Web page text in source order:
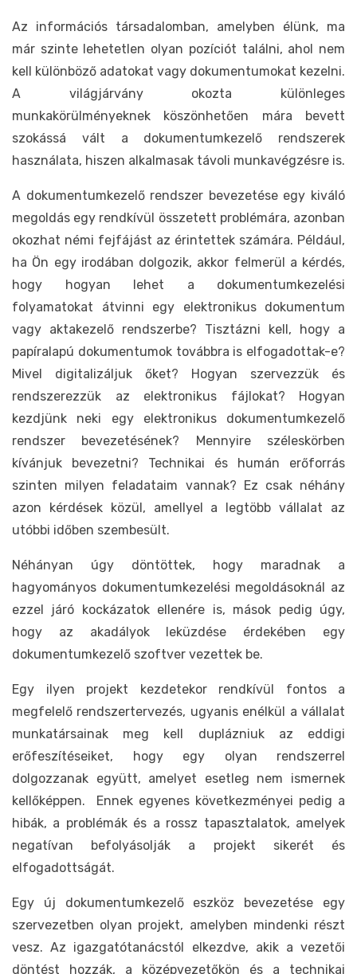
Az információs társadalomban, amelyben élünk, ma
már szinte lehetetlen olyan pozíciót találni, ahol nem
kell különböző adatokat vagy dokumentumokat kezelni.
A világjárvány okozta különleges
munkakörülményeknek köszönhetően mára bevett
szokássá vált a dokumentumkezelő rendszerek
használata, hiszen alkalmasak távoli munkavégzésre is.
A dokumentumkezelő rendszer bevezetése egy kiváló
megoldás egy rendkívül összetett problémára, azonban
okozhat némi fejfájást az érintettek számára. Például,
ha Ön egy irodában dolgozik, akkor felmerül a kérdés,
hogy hogyan lehet a dokumentumkezelési
folyamatokat átvinni egy elektronikus dokumentum
vagy aktakezelő rendszerbe? Tisztázni kell, hogy a
papíralapú dokumentumok továbbra is elfogadottak-e?
Mivel digitalizáljuk őket? Hogyan szervezzük és
rendszerezzük az elektronikus fájlokat? Hogyan
kezdjünk neki egy elektronikus dokumentumkezelő
rendszer bevezetésének? Mennyire széleskörben
kívánjuk bevezetni? Technikai és humán erőforrás
szinten milyen feladataim vannak? Ez csak néhány
azon kérdések közül, amellyel a legtöbb vállalat az
utóbbi időben szembesült.
Néhányan úgy döntöttek, hogy maradnak a
hagyományos dokumentumkezelési megoldásoknál az
ezzel járó kockázatok ellenére is, mások pedig úgy,
hogy az akadályok leküzdése érdekében egy
dokumentumkezelő szoftver vezettek be.
Egy ilyen projekt kezdetekor rendkívül fontos a
megfelelő rendszertervezés, ugyanis enélkül a vállalat
munkatársainak meg kell duplázniuk az eddigi
erőfeszítéseiket, hogy egy olyan rendszerrel
dolgozzanak együtt, amelyet esetleg nem ismernek
kellőképpen. Ennek egyenes következményei pedig a
hibák, a problémák és a rossz tapasztalatok, amelyek
negatívan befolyásolják a projekt sikerét és
elfogadottságát.
Egy új dokumentumkezelő eszköz bevezetése egy
szervezetben olyan projekt, amelyben mindenki részt
vesz. Az igazgatótanácstól elkezdve, akik a vezetői
döntést hozzák, a középvezetőkön és a technikai